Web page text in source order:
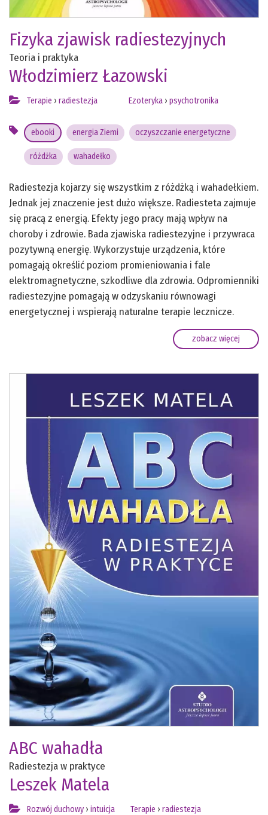
Fizyka zjawisk radiestezyjnych
Teoria i praktyka
Włodzimierz Łazowski
Terapie › radiestezja Ezoteryka › psychotronika
ebooki energia Ziemi oczyszczanie energetyczne
różdżka wahadełko
Radiestezja kojarzy się wszystkim z różdżką i wahadełkiem.
Jednak jej znaczenie jest dużo większe. Radiesteta zajmuje
się pracą z energią. Efekty jego pracy mają wpływ na
choroby i zdrowie. Bada zjawiska radiestezyjne i przywraca
pozytywną energię. Wykorzystuje urządzenia, które
pomagają określić poziom promieniowania i fale
elektromagnetyczne, szkodliwe dla zdrowia. Odpromienniki
radiestezyjne pomagają w odzyskaniu równowagi
energetycznej i wspierają naturalne terapie lecznicze.
zobacz więcej
ABC wahadła
Radiestezja w praktyce
Leszek Matela
Rozwój duchowy › intuicja
Terapie › radiestezja